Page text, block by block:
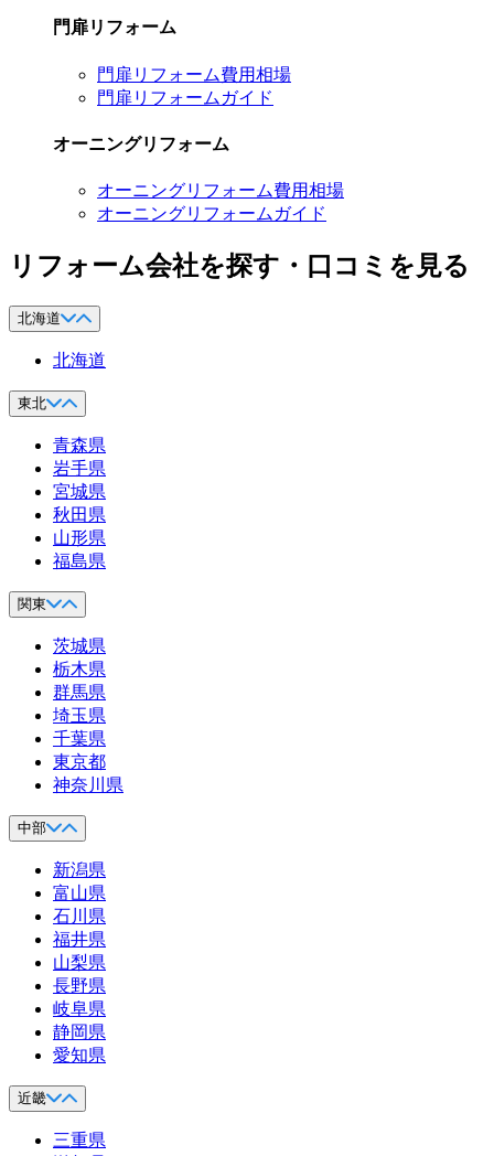
門扉リフォーム
門扉リフォーム費用相場
門扉リフォームガイド
オーニングリフォーム
オーニングリフォーム費用相場
オーニングリフォームガイド
リフォーム会社を探す・口コミを見る
北海道
北海道
東北
青森県
岩手県
宮城県
秋田県
山形県
福島県
関東
茨城県
栃木県
群馬県
埼玉県
千葉県
東京都
神奈川県
中部
新潟県
富山県
石川県
福井県
山梨県
長野県
岐阜県
静岡県
愛知県
近畿
三重県